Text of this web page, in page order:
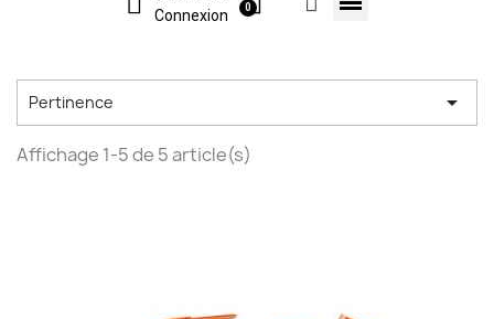
Connexion
Pertinence 
Affichage 1-5 de 5 article(s)